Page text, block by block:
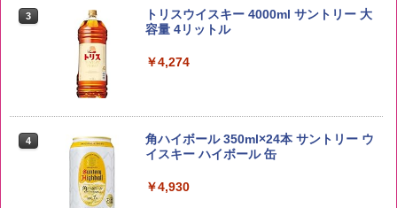
米 5kg
5kg 長野県産 令和7年産
3
トリスウイスキー 4000ml サントリー 大
容量 4リットル
￥4,274
4
角ハイボール 350ml×24本 サントリー ウ
イスキー ハイボール 缶
￥4,930